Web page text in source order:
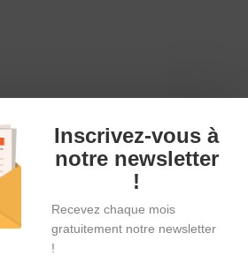
Inscrivez-vous à
notre newsletter
!
Recevez chaque mois
gratuitement notre newsletter
!